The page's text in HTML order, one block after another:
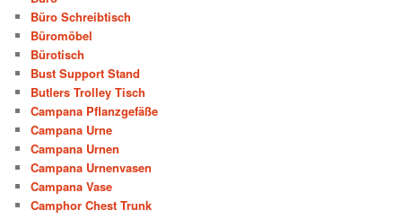
Büro Schreibtisch
Büromöbel
Bürotisch
Bust Support Stand
Butlers Trolley Tisch
Campana Pflanzgefäße
Campana Urne
Campana Urnen
Campana Urnenvasen
Campana Vase
Camphor Chest Trunk